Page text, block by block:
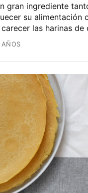
gran ingrediente
su
las harinas de